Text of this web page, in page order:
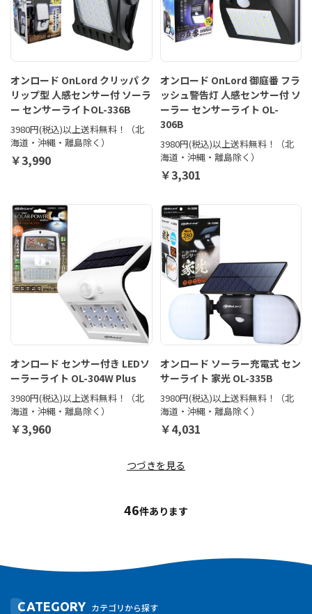
オンロード OnLord クリッパ ク
リップ型 人感センサー付 ソーラ
ー センサーライトOL-336B
3980円(税込)以上送料無料！（北
海道・沖縄・離島除く）
￥3,990
オンロード OnLord 御庭番 フラ
ッシュ警告灯 人感センサー付 ソ
ーラー センサーライト OL-
306B
3980円(税込)以上送料無料！（北
海道・沖縄・離島除く）
￥3,301
オンロード センサー付き LEDソ
ーラーライト OL-304W Plus
3980円(税込)以上送料無料！（北
海道・沖縄・離島除く）
￥3,960
オンロード ソーラー充電式 セン
サーライト 家光 OL-335B
3980円(税込)以上送料無料！（北
海道・沖縄・離島除く）
￥4,031
つづきを見る
46件あります
CATEGORY カテゴリから探す